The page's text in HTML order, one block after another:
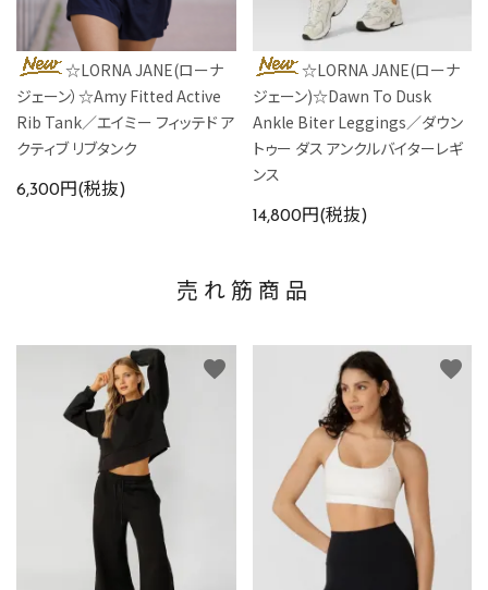
☆LORNA JANE(ローナ
ジェーン）☆Amy Fitted Active
Rib Tank／エイミー フィッテド ア
クティブ リブタンク
6,300円(税抜)
☆LORNA JANE(ローナ
ジェーン)☆Dawn To Dusk
Ankle Biter Leggings／ダウン
トゥー ダス アンクルバイターレギ
ンス
14,800円(税抜)
売れ筋商品
favorite favorite